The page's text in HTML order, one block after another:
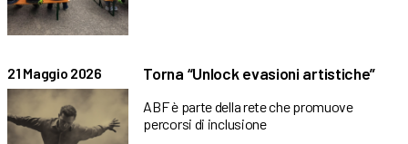
21 Maggio 2026 Torna “Unlock evasioni artistiche”
ABF è parte della rete che promuove
percorsi di inclusione